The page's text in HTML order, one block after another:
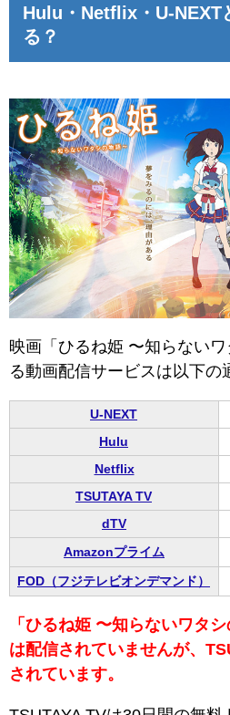
Hulu・Netflix・U-NEXT
る？
映画「ひるね姫 〜知らない
る動画配信サービスは以下の
U-NEXT
Hulu
Netflix
TSUTAYA TV
dTV
Amazonプライム
FOD（フジテレビオンデマンド）
「ひるね姫 〜知らないワタ
は配信されていませんが、
されています。